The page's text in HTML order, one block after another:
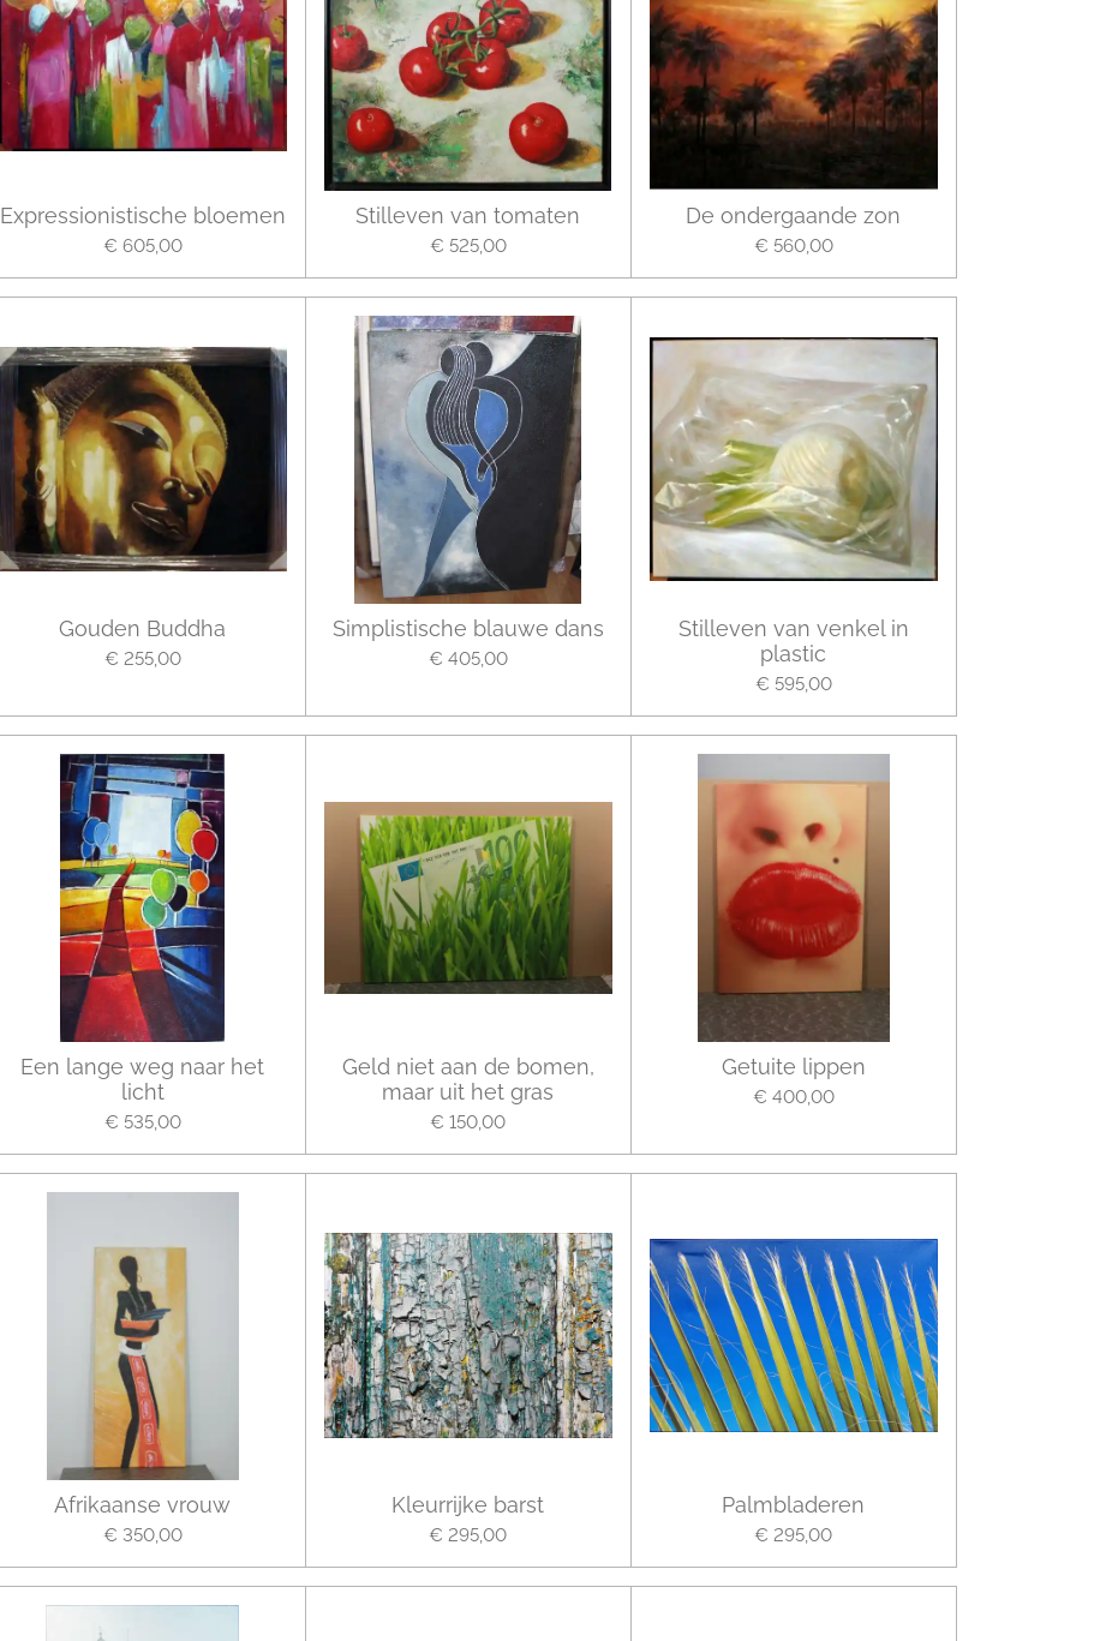
Expressionistische bloemen
€ 605,00
Stilleven van tomaten
€ 525,00
De ondergaande zon
€ 560,00
Gouden Buddha
€ 255,00
Simplistische blauwe dans
€ 405,00
Stilleven van venkel in
plastic
€ 595,00
Een lange weg naar het
licht
€ 535,00
Geld niet aan de bomen,
maar uit het gras
€ 150,00
Getuite lippen
€ 400,00
Afrikaanse vrouw
€ 350,00
Kleurrijke barst
€ 295,00
Palmbladeren
€ 295,00